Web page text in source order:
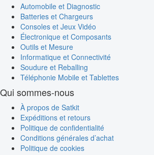
Automobile et Diagnostic
Batteries et Chargeurs
Consoles et Jeux Vidéo
Électronique et Composants
Outils et Mesure
Informatique et Connectivité
Soudure et Reballing
Téléphonie Mobile et Tablettes
Qui sommes-nous
À propos de Satkit
Expéditions et retours
Politique de confidentialité
Conditions générales d’achat
Politique de cookies